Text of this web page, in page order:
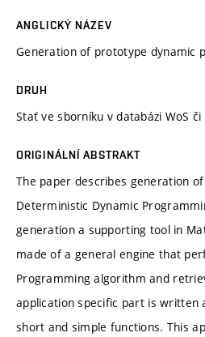
ANGLICKÝ NÁZEV
Generation of prototype dynamic
DRUH
Stať ve sborníku v databázi WoS či
ORIGINÁLNÍ ABSTRAKT
The paper describes generation
Deterministic Dynamic
generation a supporting tool in
made of a general engine that
Programming algorithm and
application specific part is written
short and simple functions. This